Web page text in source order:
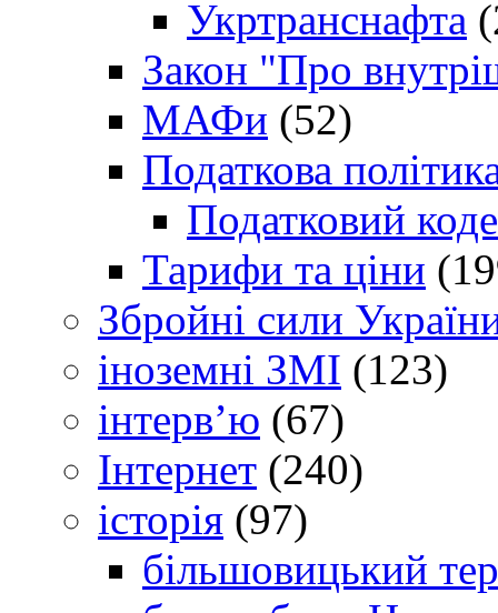
Укртранснафта
Закон "Про
МАФи (52)
Податкова
Податковий
Тарифи та ціни
Збройні сили
іноземні ЗМІ (123)
інтерв’ю (67)
Інтернет (240)
історія (97)
більшовицький